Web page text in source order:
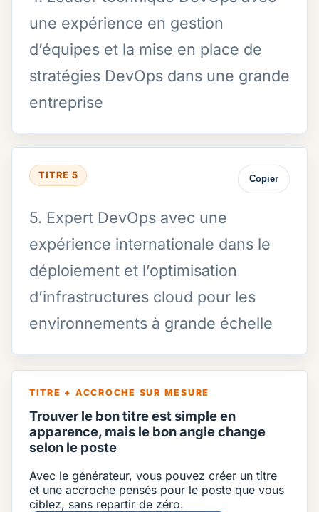
une expérience en gestion
d’équipes et la mise en place de
stratégies DevOps dans une grande
entreprise
TITRE 5 Copier
5. Expert DevOps avec une
expérience internationale dans le
déploiement et l’optimisation
d’infrastructures cloud pour les
environnements à grande échelle
TITRE + ACCROCHE SUR MESURE
Trouver le bon titre est simple en
apparence, mais le bon angle change
selon le poste
Avec le générateur, vous pouvez créer un titre
et une accroche pensés pour le poste que vous
ciblez, sans repartir de zéro.